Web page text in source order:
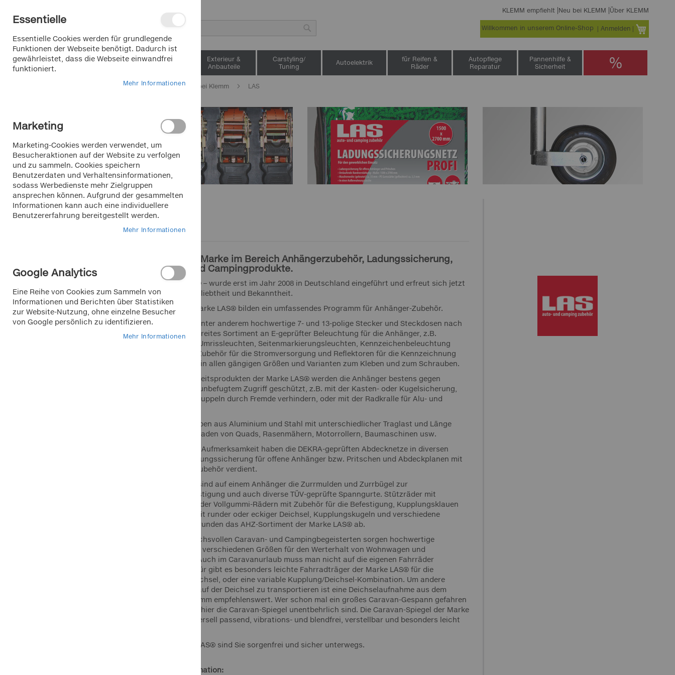
KLEMM empfiehlt Neu bei KLEMM Über KLEMM
Willkommen in unserem Online-Shop Anmelden
Suche
Interieur &
Exterieur &
Anbauteile
Carstyling/
Tuning
Autoelektrik
für Reifen &
Räder
Autopflege
Reparatur
Pannenhilfe &
Sicherheit
%
Home Marken bei Klemm LAS
LAS
LAS® – eine Marke im Bereich Anhängerzubehör, Ladungssicherung,
Caravan- und Campingprodukte.
Die Marke LAS® – wurde erst im Jahr 2008 in Deutschland eingeführt und erfreut sich jetzt
schon hoher Beliebtheit und Bekanntheit.
Produkte der Marke LAS® bilden ein umfassendes Programm für Anhänger-Zubehör.
Dazu gehören unter anderem hochwertige 7- und 13-polige Stecker und Steckdosen nach
DIN-Norm, ein breites Sortiment an E-geprüfter Beleuchtung für die Anhänger, z.B.
Rückleuchten, Umrissleuchten, Seitenmarkierungsleuchten, Kennzeichenbeleuchtung
usw., diverses Zubehör für die Stromversorgung und Reflektoren für die Kennzeichnung
des Anhängers in allen gängigen Größen und Varianten zum Kleben und zum Schrauben.
Mit den Sicherheitsprodukten der Marke LAS® werden die Anhänger bestens gegen
Diebstahl oder unbefugtem Zugriff geschützt, z.B. mit der Kasten- oder Kugelsicherung,
welche das Ankuppeln durch Fremde verhindern, oder mit der Radkralle für Alu- und
Die Auffahrrampen aus Aluminium und Stahl mit unterschiedlicher Traglast und Länge
dienen zum Verladen von Quads, Rasenmähern, Motorrollern, Baumaschinen usw.
Eine besondere Aufmerksamkeit haben die DEKRA-geprüften Abdecknetze in diversen
Größen zur Ladungssicherung für offene Anhänger bzw. Pritschen und Abdeckplanen mit
Befestigungs-Zubehör verdient.
Unverzichtbar sind auf einem Anhänger die Zurrmulden und Zurrbügel zur
Spanngurtbefestigung und auch diverse TÜV-geprüfte Spanngurte. Stützräder mit
Luftbereiften- oder Vollgummi-Rädern mit Zubehör für die Befestigung, Kupplungsklauen
für Anhänger mit runder oder eckiger Deichsel, Kupplungskugeln und verschiedene
Schutzkappen runden das AHZ-Sortiment der Marke LAS® ab.
Bei den anspruchsvollen Caravan- und Campingbegeisterten sorgen hochwertige
Schutzhüllen in verschiedenen Größen für den Werterhalt von Wohnwagen und
Wohnmobilen. Auch im Caravanurlaub muss man nicht auf die eigenen Fahrräder
verzichten. Dafür gibt es besonders leichte Fahrradträger der Marke LAS® für die
Wohnwagendeichsel, oder eine variable Kupplung/Deichsel-Kombination. Um andere
Fahrradträger auf der Deichsel zu transportieren ist eine Deichselaufnahme aus dem
Zubehörprogramm empfehlenswert. Wer schon mal ein großes Caravan-Gespann gefahren
hat, weiß, dass hier die Caravan-Spiegel unentbehrlich sind. Die Caravan-Spiegel der Marke
LAS® sind universell passend, vibrations- und blendfrei, verstellbar und besonders leicht
Mit der Marke LAS® sind Sie sorgenfrei und sicher unterwegs.
Herstellerinformation:
Saisonartikel Winter
Lkw/Transporter/Bus
HOTLINE
+49 911 988 315 00
Mo.-Fr. 9 - 18 Uhr für Sie da
Marken bei Klemm
Dino
EUFAB
FOLIATEC
Essentielle
Essentielle Cookies werden für grundlegende
Funktionen der Webseite benötigt. Dadurch ist
gewährleistet, dass die Webseite einwandfrei
funktioniert.
Mehr Informationen
Marketing
Marketing-Cookies werden verwendet, um
Besucheraktionen auf der Website zu verfolgen
und zu sammeln. Cookies speichern
Benutzerdaten und Verhaltensinformationen,
sodass Werbedienste mehr Zielgruppen
ansprechen können. Aufgrund der gesammelten
Informationen kann auch eine individuellere
Benutzererfahrung bereitgestellt werden.
Mehr Informationen
Google Analytics
Eine Reihe von Cookies zum Sammeln von
Informationen und Berichten über Statistiken
zur Website-Nutzung, ohne einzelne Besucher
von Google persönlich zu identifizieren.
Mehr Informationen